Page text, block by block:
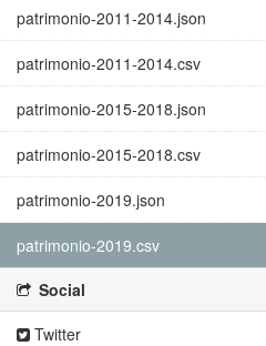
patrimonio-2011-2014.json
patrimonio-2011-2014.csv
patrimonio-2015-2018.json
patrimonio-2015-2018.csv
patrimonio-2019.json
patrimonio-2019.csv
Social
Twitter